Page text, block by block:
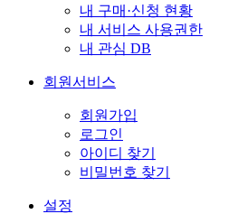
내 구매·신청 현황
내 서비스 사용권한
내 관심 DB
회원서비스
회원가입
로그인
아이디 찾기
비밀번호 찾기
설정